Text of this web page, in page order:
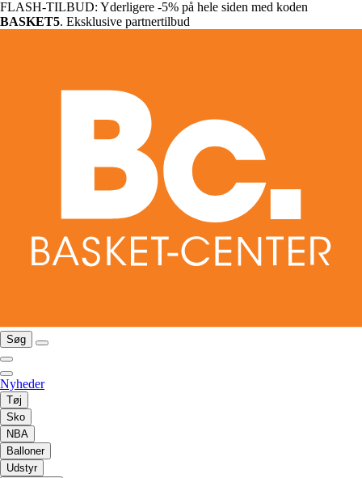
FLASH-TILBUD: Yderligere -5% på hele siden med koden
BASKET5. Eksklusive partnertilbud
Søg
Nyheder
Tøj
Sko
NBA
Balloner
Udstyr